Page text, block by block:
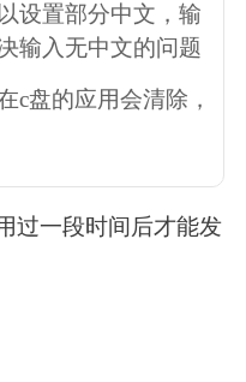
设置部分中文，输
输入无中文的问题
c盘的应用会清除，
过一段时间后才能发